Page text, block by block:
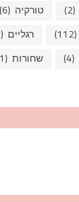
(2) טורקיה (6)
(112) רגליים (1)
(4) שחורות (1)